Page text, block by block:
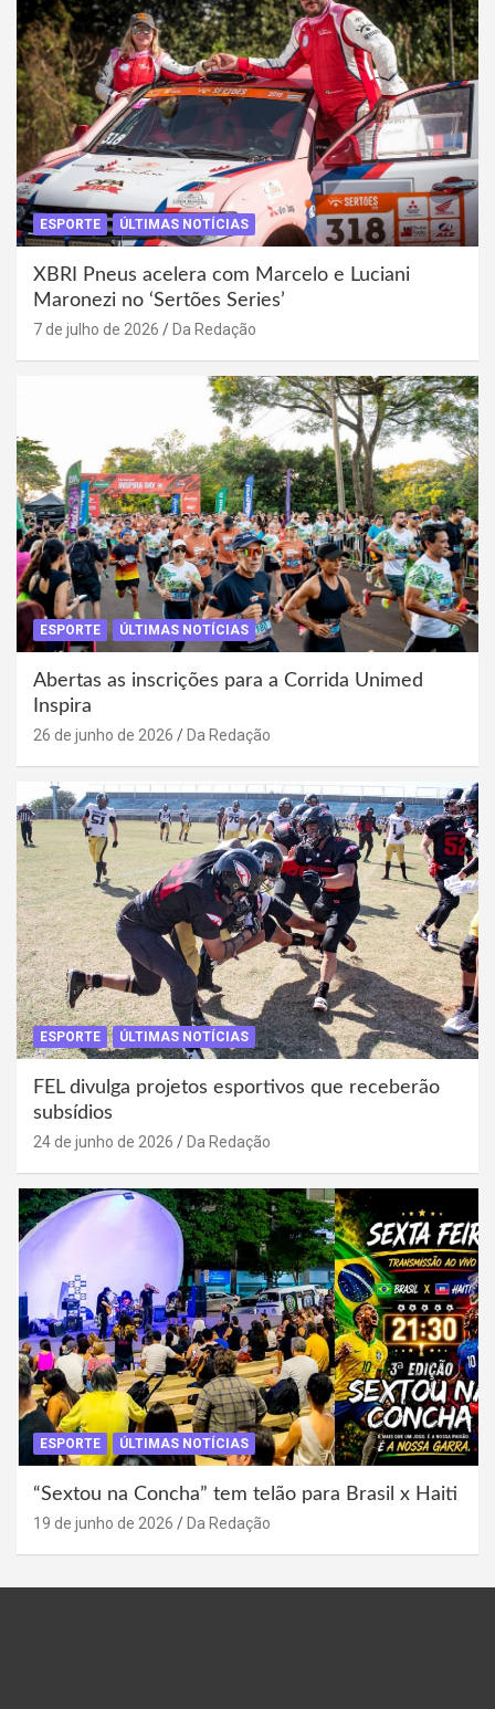
ESPORTE ÚLTIMAS NOTÍCIAS
XBRI Pneus acelera com Marcelo e Luciani
Maronezi no ‘Sertões Series’
7 de julho de 2026 Da Redação
ESPORTE ÚLTIMAS NOTÍCIAS
Abertas as inscrições para a Corrida Unimed
Inspira
26 de junho de 2026 Da Redação
ESPORTE ÚLTIMAS NOTÍCIAS
FEL divulga projetos esportivos que receberão
subsídios
24 de junho de 2026 Da Redação
ESPORTE ÚLTIMAS NOTÍCIAS
“Sextou na Concha” tem telão para Brasil x Haiti
19 de junho de 2026 Da Redação